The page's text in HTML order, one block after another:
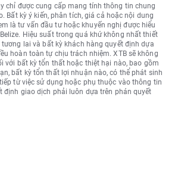
chỉ được cung cấp mang tính thông tin chung
Bất kỳ ý kiến, phân tích, giá cả hoặc nội dung
là tư vấn đầu tư hoặc khuyến nghị được hiểu
Hiệu suất trong quá khứ không nhất thiết
lai và bất kỳ khách hàng quyết định dựa
hoàn toàn tự chịu trách nhiệm. XTB sẽ không
với bất kỳ tổn thất hoặc thiệt hại nào, bao gồm
bất kỳ tổn thất lợi nhuận nào, có thể phát sinh
từ việc sử dụng hoặc phụ thuộc vào thông tin
định giao dịch phải luôn dựa trên phán quyết